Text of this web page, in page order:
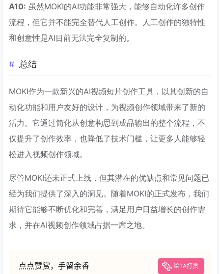
A10: 虽然MOKI的AI功能非常强大，能够自动化许多创作
流程，但它并不能完全替代人工创作。人工创作的独特性
和创意性是AI目前无法完全复制的。
总结
MOKI作为一款新兴的AI视频短片创作工具，以其创新的自
动化功能和用户友好的设计，为视频创作领域带来了新的
活力。它通过简化从创意构思到成品输出的整个流程，不
仅提升了创作效率，也降低了技术门槛，让更多人能够轻
松进入视频创作领域。
尽管MOKI还未正式上线，但其潜在的优缺点和常见问题已
经为我们提供了深入的洞见。随着MOKI的正式发布，我们
期待它能够不断优化和完善，满足用户日益增长的创作需
求，并在AI视频创作领域占据一席之地。
点点赞赏，手留余香 给TA打赏